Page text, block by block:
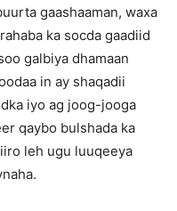
gaashaaman, waxa
ka socda gaadiid
galbiya dhamaan
in ay shaqadii
iyo ag joog-jooga
qaybo bulshada ka
leh ugu luuqeeya